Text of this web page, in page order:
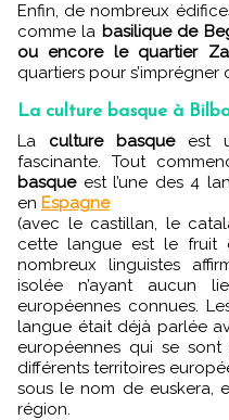
Enfin, de nombreux
comme la basilique de
ou encore le quartier
quartiers pour
La culture basque à
La culture basqueest
fascinante. Tout
basqueest l’une des 4
en Espagne
(avec le castillan, le
cette langue est le fruit
nombreux linguistes
isolée n’ayant aucun
européennes connues.
langue était déjà parlée
européennes qui se
différents territoires
sous le nom de euskera,
région.